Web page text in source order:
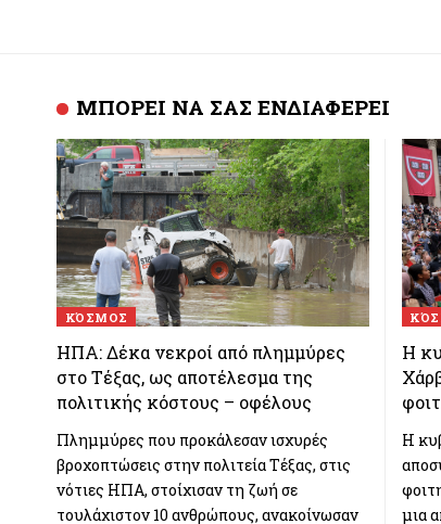
ΜΠΟΡΕΙ ΝΑ ΣΑΣ ΕΝΔΙΑΦΕΡΕΙ
ΚΌΣΜΟΣ
ΗΠΑ: Δέκα νεκροί από πλημμύρες
στο Τέξας, ως αποτέλεσμα της
πολιτικής κόστους – οφέλους
Πλημμύρες που προκάλεσαν ισχυρές
βροχοπτώσεις στην πολιτεία Τέξας, στις
νότιες ΗΠΑ, στοίχισαν τη ζωή σε
τουλάχιστον 10 ανθρώπους, ανακοίνωσαν
Η
Η
μια